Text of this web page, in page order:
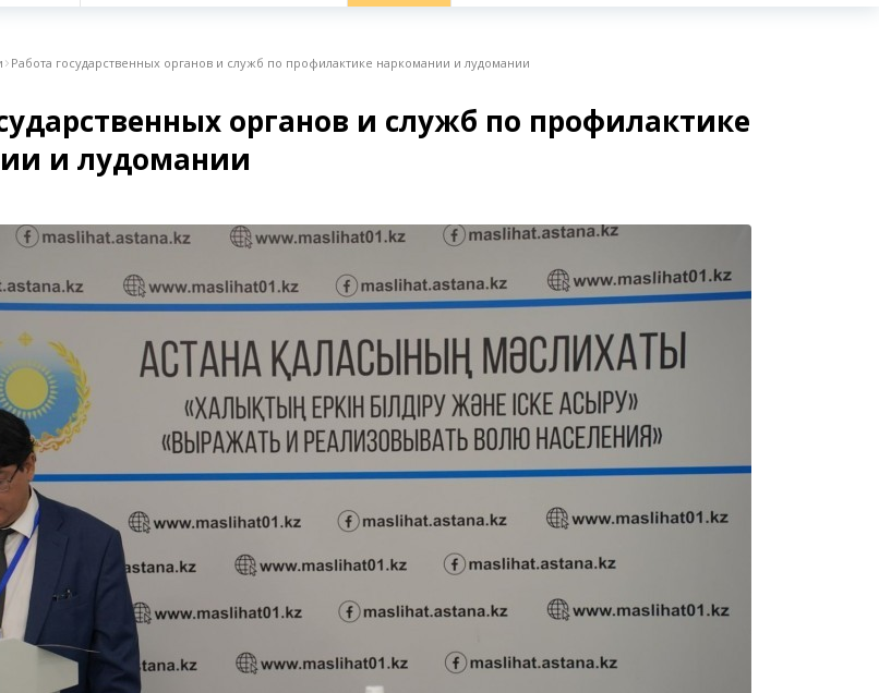
Работа государственных органов и служб по профилактике наркомании и лудомании
органов и служб по профилактике
и лудомании